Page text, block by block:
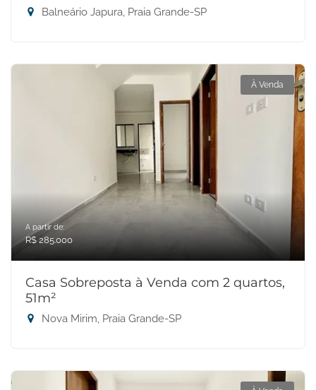
Balneário Japura, Praia Grande-SP
À Venda
A partir de:
R$ 285.000
Casa Sobreposta à Venda com 2 quartos,
51m²
Nova Mirim, Praia Grande-SP